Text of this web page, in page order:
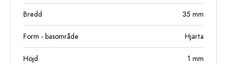
Bredd 35 mm
Form - basområde Hjärta
Höjd 1 mm